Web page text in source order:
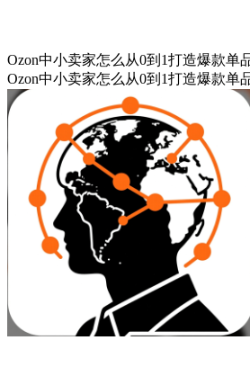
Ozon中小卖家怎么从0到1打造爆款单
Ozon中小卖家怎么从0到1打造爆款单